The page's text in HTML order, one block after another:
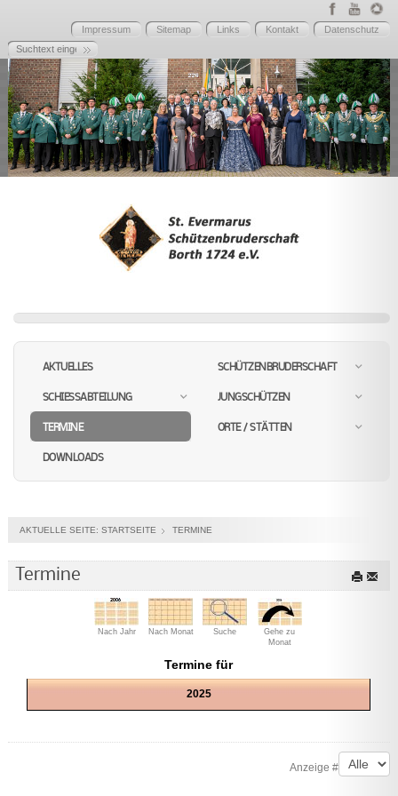
Impressum Sitemap Links Kontakt Datenschutz
AKTUELLES SCHÜTZENBRUDERSCHAFT
SCHIESSABTEILUNG JUNGSCHÜTZEN
TERMINE ORTE / STÄTTEN
DOWNLOADS
AKTUELLE SEITE: STARTSEITE TERMINE
Termine
Nach Jahr Nach Monat Suche
Gehe zu
Monat
Termine für
2025
Anzeige #